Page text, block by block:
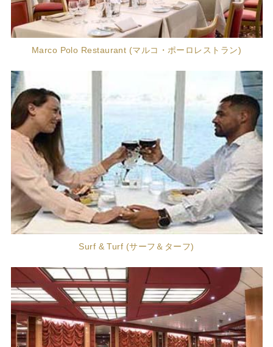
Marco Polo Restaurant (マルコ・ポーロレストラン)
Surf & Turf (サーフ＆ターフ)